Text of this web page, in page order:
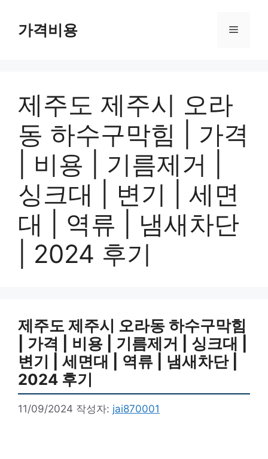
가격비용 메
제주도 제주시 오라
동 하수구막힘 | 가격
| 비용 | 기름제거 |
싱크대 | 변기 | 세면
대 | 역류 | 냄새차단
| 2024 후기
제주도 제주시 오라동 하수구막힘
| 가격 | 비용 | 기름제거 | 싱크대 |
변기 | 세면대 | 역류 | 냄새차단 |
2024 후기
11/09/2024 작성자: jai870001